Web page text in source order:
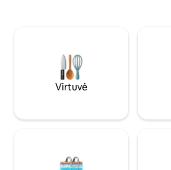
didelės spartos belaidį internetą.
Virtuvė